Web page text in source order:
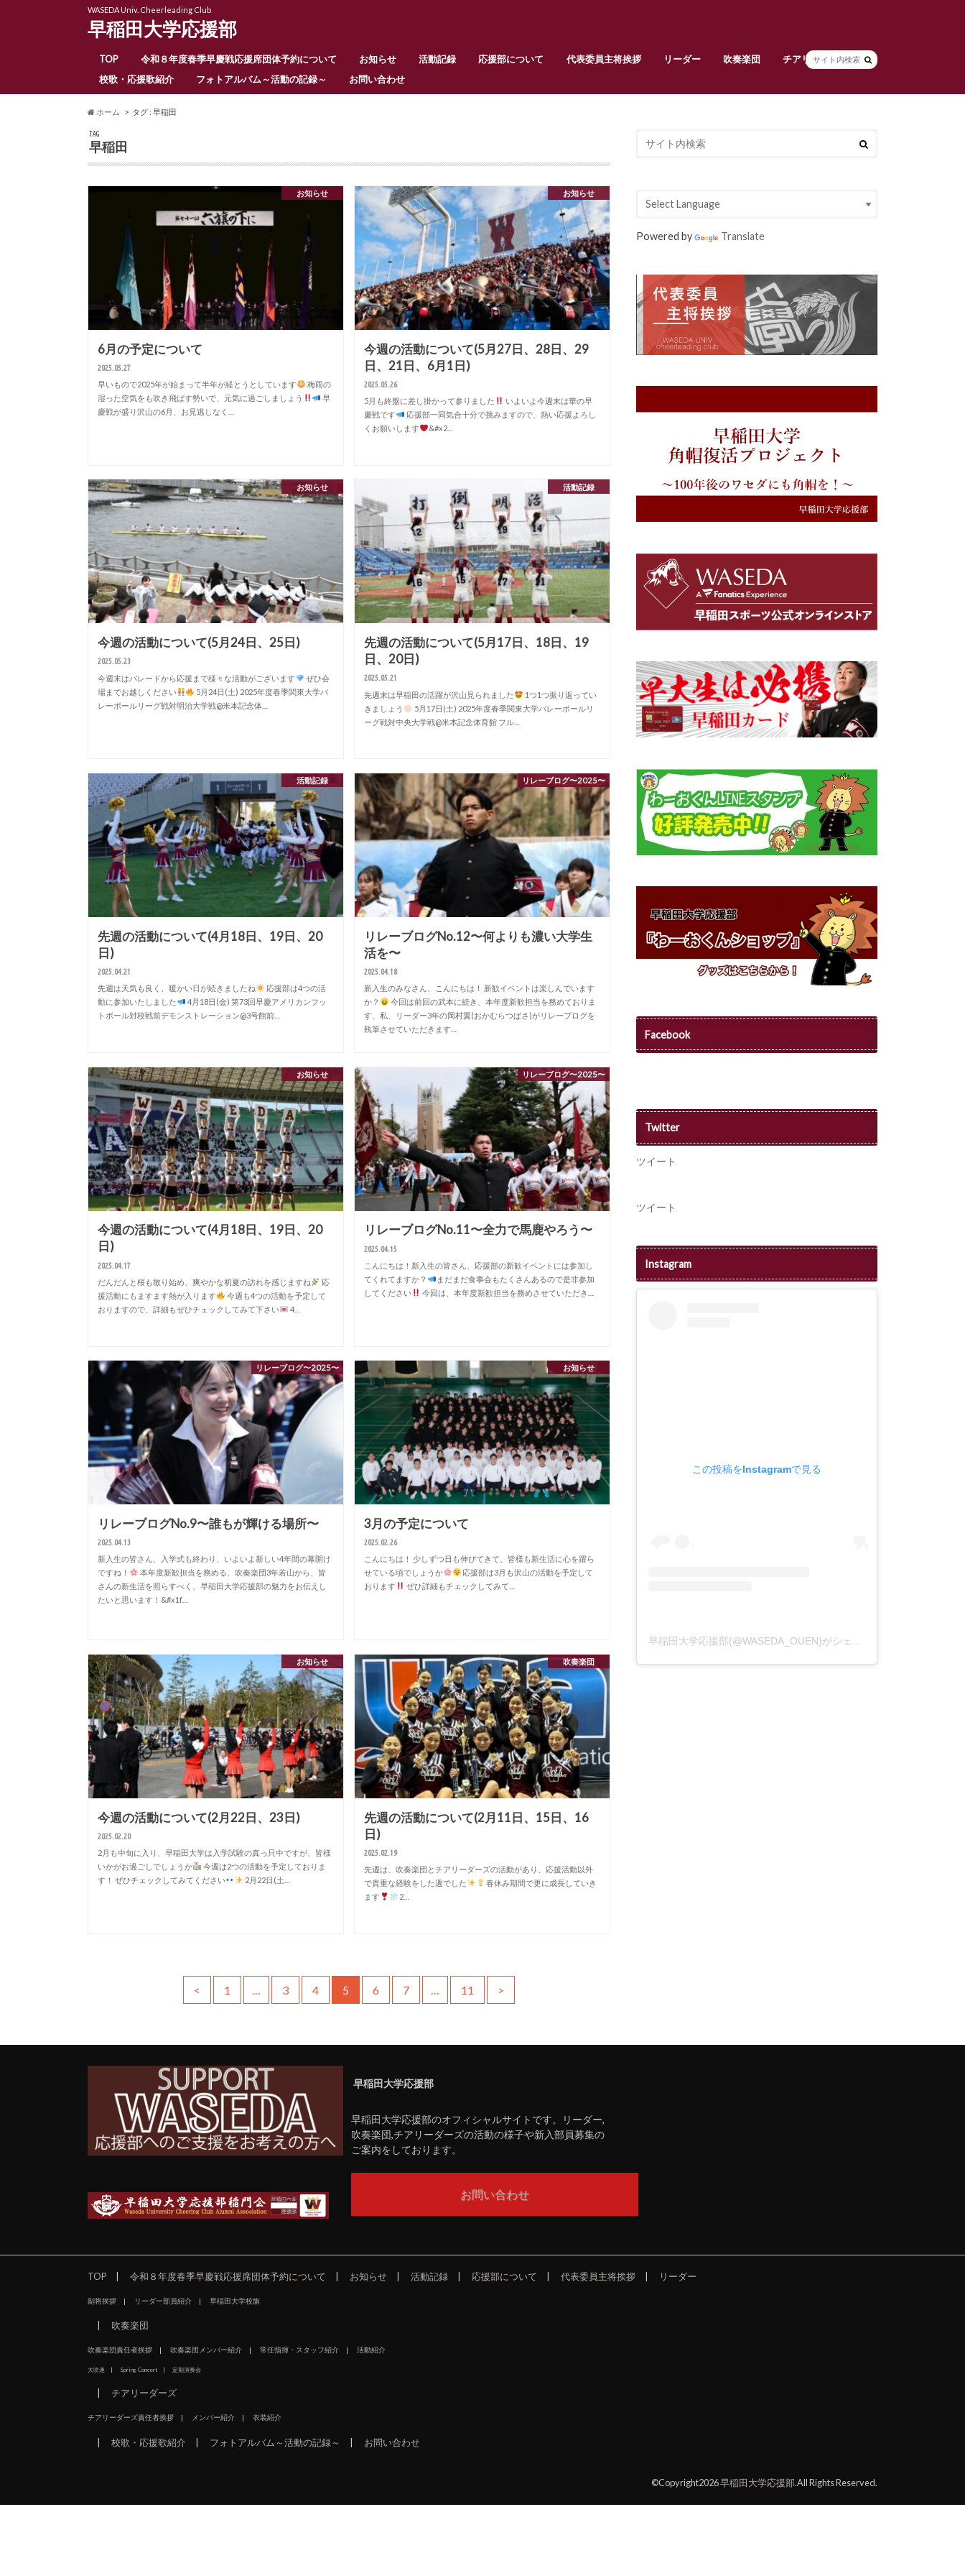
WASEDA Univ. Cheerleading Club
早稲田大学応援部
TOP 令和８年度春季早慶戦応援席団体予約について お知らせ 活動記録 応援部について 代表委員主将挨拶 リーダー 吹奏楽団 チアリーダーズ
校歌・応援歌紹介 フォトアルバム～活動の記録～ お問い合わせ
ホーム タグ : 早稲田
TAG
早稲田
お知らせ
6月の予定について
2025.05.27
早いもので2025年が始まって半年が経とうとしています
梅雨の
湿った空気をも吹き飛ばす勢いで、元気に過ごしましょう
早
慶戦が盛り沢山の6月、お見逃しなく…
お知らせ
今週の活動について(5月27日、28日、29
日、21日、6月1日)
2025.05.26
5月も終盤に差し掛かって参りました
いよいよ今週末は華の早
慶戦です
応援部一同気合十分で挑みますので、熱い応援よろし
くお願いします
&#x2…
お知らせ
今週の活動について(5月24日、25日)
2025.05.23
今週末はパレードから応援まで様々な活動がございます
ぜひ会
場までお越しください
5月24日(土) 2025年度春季関東大学バ
レーボールリーグ戦対明治大学戦@米本記念体…
活動記録
先週の活動について(5月17日、18日、19
日、20日)
2025.05.21
先週末は早稲田の活躍が沢山見られました
1つ1つ振り返ってい
きましょう
5月17日(土) 2025年度春季関東大学バレーボールリ
ーグ戦対中央大学戦@米本記念体育館 フル…
活動記録
先週の活動について(4月18日、19日、20
日)
2025.04.21
先週は天気も良く、暖かい日が続きましたね
応援部は4つの活
動に参加いたしました
4月18日(金) 第73回早慶アメリカンフッ
トボール対校戦前デモンストレーション@3号館前…
リレーブログ〜2025〜
リレーブログNo.12〜何よりも濃い大学生
活を〜
2025.04.18
新入生のみなさん、こんにちは！ 新歓イベントは楽しんでいます
か？
今回は前回の武本に続き、本年度新歓担当を務めておりま
す、私、リーダー3年の岡村翼(おかむらつばさ)がリレーブログを
執筆させていただきます…
お知らせ
今週の活動について(4月18日、19日、20
日)
2025.04.17
だんだんと桜も散り始め、爽やかな初夏の訪れを感じますね
応
援活動にもますます熱が入ります
今週も4つの活動を予定して
おりますので、詳細もぜひチェックしてみて下さい
4…
リレーブログ〜2025〜
リレーブログNo.11〜全力で馬鹿やろう〜
2025.04.15
こんにちは！新入生の皆さん、応援部の新歓イベントには参加し
てくれてますか？
まだまだ食事会もたくさんあるので是非参加
してください
今回は、本年度新歓担当を務めさせていただき…
リレーブログ〜2025〜
リレーブログNo.9〜誰もが輝ける場所〜
2025.04.13
新入生の皆さん、入学式も終わり、いよいよ新しい4年間の幕開け
ですね！
本年度新歓担当を務める、吹奏楽団3年若山から、皆
さんの新生活を照らすべく、早稲田大学応援部の魅力をお伝えし
たいと思います！&#x1f…
お知らせ
3月の予定について
2025.02.26
こんにちは！ 少しずつ日も伸びてきて、皆様も新生活に心を躍ら
せている頃でしょうか
応援部は3月も沢山の活動を予定して
おります
ぜひ詳細もチェックしてみて…
お知らせ
今週の活動について(2月22日、23日)
2025.02.20
2月も中旬に入り、早稲田大学は入学試験の真っ只中ですが、皆様
いかがお過ごしでしょうか
今週は2つの活動を予定しておりま
す！ ぜひチェックしてみてください
2月22日(土…
吹奏楽団
先週の活動について(2月11日、15日、16
日)
2025.02.19
先週は、吹奏楽団とチアリーダーズの活動があり、応援活動以外
で貴重な経験をした週でした
春休み期間で更に成長していき
ます
2…
< 1 … 3 4 5 6 7 … 11 >
Powered by Translate
Facebook
Twitter
ツイート
ツイート
Instagram
この投稿をInstagramで見る
早稲田大学応援部
早稲田大学応援部のオフィシャルサイトです。リーダー,
吹奏楽団,チアリーダーズの活動の様子や新入部員募集の
ご案内をしております。
お問い合わせ
TOP 令和８年度春季早慶戦応援席団体予約について お知らせ 活動記録 応援部について 代表委員主将挨拶 リーダー
副将挨拶 リーダー部員紹介 早稲田大学校旗
吹奏楽団
吹奏楽団責任者挨拶 吹奏楽団メンバー紹介 常任指揮・スタッフ紹介 活動紹介
大吹連 Spring Concert 定期演奏会
チアリーダーズ
チアリーダーズ責任者挨拶 メンバー紹介 衣装紹介
校歌・応援歌紹介 フォトアルバム～活動の記録～ お問い合わせ
©Copyright2026早稲田大学応援部.All Rights Reserved.